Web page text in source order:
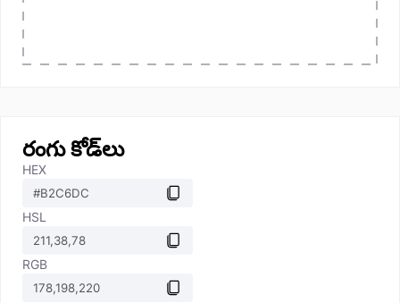
రంగు కోడ్‌లు
HEX
HSL
RGB